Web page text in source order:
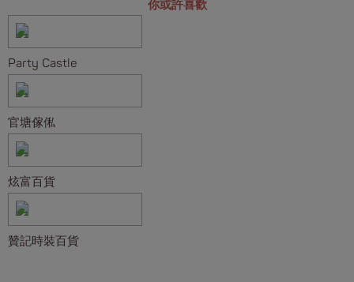
你或許喜歡
Party Castle
官塘傢俬
炫富百貨
贊記時裝百貨